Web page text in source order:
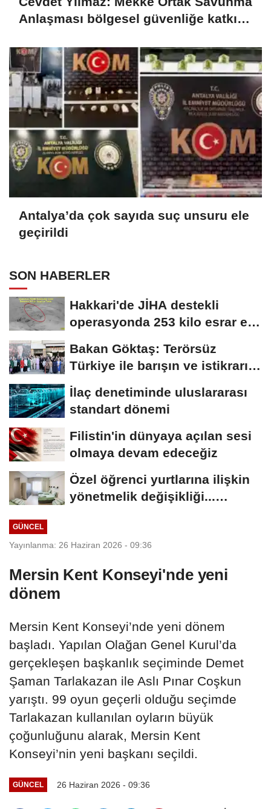
Anlaşması bölgesel güvenliğe katkı
Antalya’da çok sayıda suç unsuru ele
geçirildi
SON HABERLER
Hakkari'de JİHA destekli
operasyonda 253 kilo esrar ele
Bakan Göktaş: Terörsüz
Türkiye ile barışın ve istikrarın
güçlendiği...
İlaç denetiminde uluslararası
standart dönemi
Filistin'in dünyaya açılan sesi
olmaya devam edeceğiz
Özel öğrenci yurtlarına ilişkin
yönetmelik değişikliği...
GÜNCEL
Yayınlanma: 26 Haziran 2026 - 09:36
Mersin Kent Konseyi'nde yeni
dönem
Mersin Kent Konseyi’nde yeni dönem
başladı. Yapılan Olağan Genel Kurul’da
gerçekleşen başkanlık seçiminde Demet
Şaman Tarlakazan ile Aslı Pınar Coşkun
yarıştı. 99 oyun geçerli olduğu seçimde
Tarlakazan kullanılan oyların büyük
çoğunluğunu alarak, Mersin Kent
Konseyi’nin yeni başkanı seçildi.
GÜNCEL 26 Haziran 2026 - 09:36